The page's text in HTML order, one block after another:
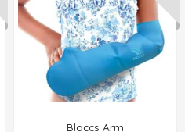
Bloccs Arm